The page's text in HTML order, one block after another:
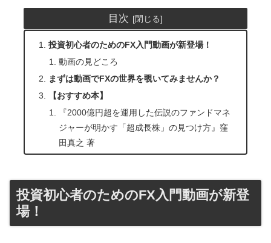
目次
投資初心者のためのFX入門動画が新登場！
動画の見どころ
まずは動画でFXの世界を覗いてみませんか？
【おすすめ本】
『2000億円超を運用した伝説のファンドマネ
ジャーが明かす「超成長株」の見つけ方』窪
田真之 著
投資初心者のためのFX入門動画が新登
場！